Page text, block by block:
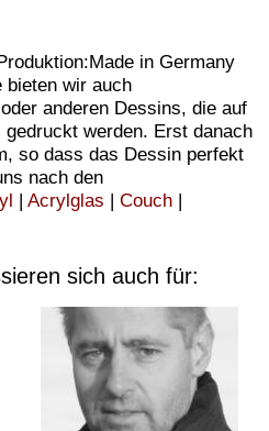
in Germany
bieten wir auch
anderen Dessins, die auf
werden. Erst danach
so dass das Dessin perfekt
nach den
| Acrylglas | Couch |
sich auch für: